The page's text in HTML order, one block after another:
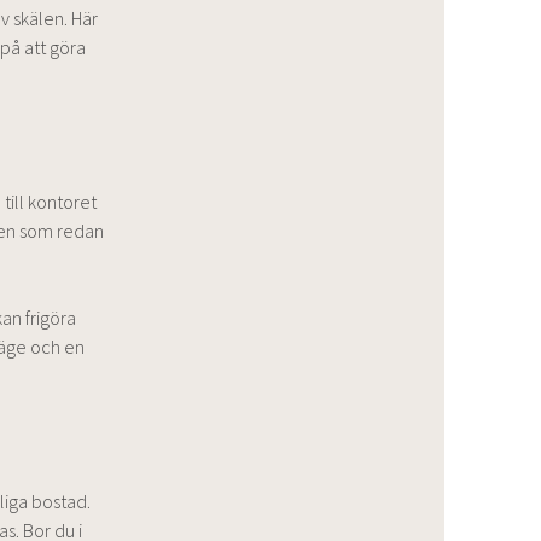
skälen. Här
att göra
till kontoret
som redan
frigöra
och en
bostad.
Bor du i